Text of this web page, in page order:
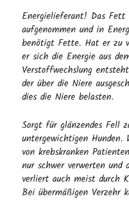
Energielieferant! Das
aufgenommen und in
benötigt Fette. Hat er zu
er sich die Energie aus
Verstoffwechslung
der über die Niere
dies die Niere belasten.
Sorgt für glänzendes Fell
untergewichtigen
von krebskranken
nur schwer verwerten und
verliert auch meist durch
Bei übermäßigen Verzehr